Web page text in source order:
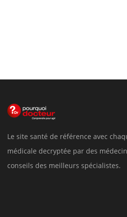
Le site santé de référence avec
médicale decryptée par des
conseils des meilleurs spécialistes.